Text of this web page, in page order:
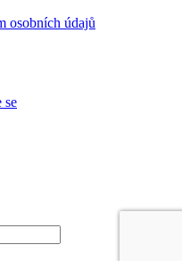
osobních údajů
se